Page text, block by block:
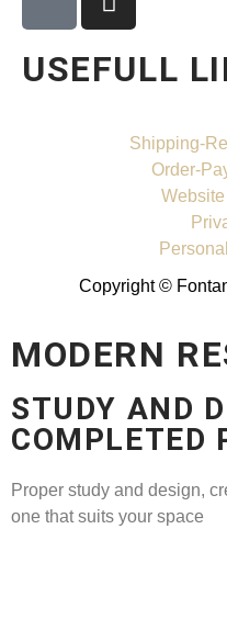
USEFULL
Shipping-
Order-
Copyright ©
MODERN
STUDY AND
COMPLETED
Proper study and design,
one that suits your space